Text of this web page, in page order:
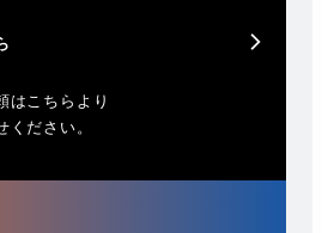
はこちらより
ください。